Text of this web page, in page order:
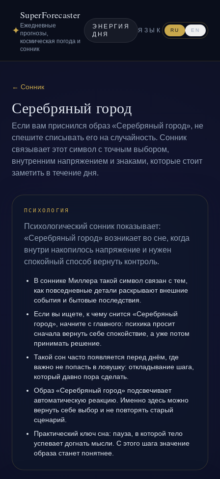
✦
SuperForecaster
Ежедневные
прогнозы,
космическая погода и
сонник
ЭНЕРГИЯ
ДНЯ
ЯЗЫК RU EN
← Сонник
Серебряный город
Если вам приснился образ «Серебряный город», не
спешите списывать его на случайность. Сонник
связывает этот символ с точным выбором,
внутренним напряжением и знаками, которые стоит
заметить в течение дня.
ПСИХОЛОГИЯ
Психологический сонник показывает:
«Серебряный город» возникает во сне, когда
внутри накопилось напряжение и нужен
спокойный способ вернуть контроль.
В соннике Миллера такой символ связан с тем,
как повседневные детали раскрывают внешние
события и бытовые последствия.
Если вы ищете, к чему снится «Серебряный
город», начните с главного: психика просит
сначала вернуть себе спокойствие, а уже потом
принимать решение.
Такой сон часто появляется перед днём, где
важно не попасть в ловушку: откладывание шага,
который давно пора сделать.
Образ «Серебряный город» подсвечивает
автоматическую реакцию. Именно здесь можно
вернуть себе выбор и не повторять старый
сценарий.
Практический ключ сна: пауза, в которой тело
успевает догнать мысли. С этого шага значение
образа станет понятнее.